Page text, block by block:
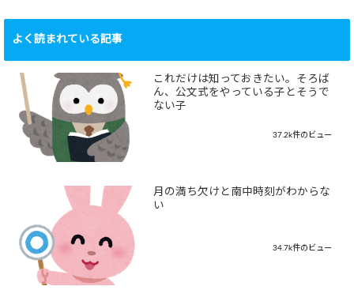
よく読まれている記事
これだけは知っておきたい。そろば
ん、公文式をやっている子とそうで
ない子
37.2k件のビュー
月の満ち欠けと南中時刻がわからな
い
34.7k件のビュー